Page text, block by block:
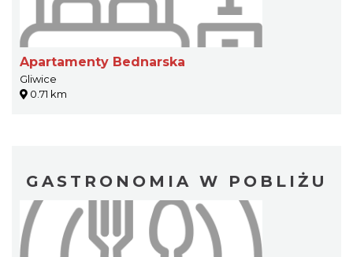
Apartamenty Bednarska
Gliwice
0.71 km
GASTRONOMIA W POBLIŻU